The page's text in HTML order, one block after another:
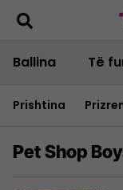
Ballina Të
Prishtina
Pet Shop